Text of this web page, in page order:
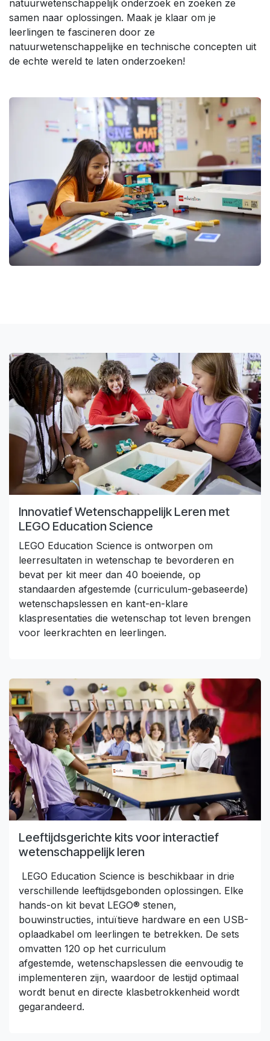
natuurwetenschappelijk onderzoek en zoeken ze
samen naar oplossingen. Maak je klaar om je
leerlingen te fascineren door ze
natuurwetenschappelijke en technische concepten uit
de echte wereld te laten onderzoeken!
Innovatief Wetenschappelijk Leren met
LEGO Education Science
LEGO Education Science is ontworpen om
leerresultaten in wetenschap te bevorderen en
bevat per kit meer dan 40 boeiende, op
standaarden afgestemde (curriculum-gebaseerde)
wetenschapslessen en kant-en-klare
klaspresentaties die wetenschap tot leven brengen
voor leerkrachten en leerlingen.
Leeftijdsgerichte kits voor interactief
wetenschappelijk leren
LEGO Education Science is beschikbaar in drie
verschillende leeftijdsgebonden oplossingen. Elke
hands-on kit bevat LEGO® stenen,
bouwinstructies, intuïtieve hardware en een USB-
oplaadkabel om leerlingen te betrekken. De sets
omvatten 120 op het curriculum
afgestemde, wetenschapslessen die eenvoudig te
implementeren zijn, waardoor de lestijd optimaal
wordt benut en directe klasbetrokkenheid wordt
gegarandeerd.